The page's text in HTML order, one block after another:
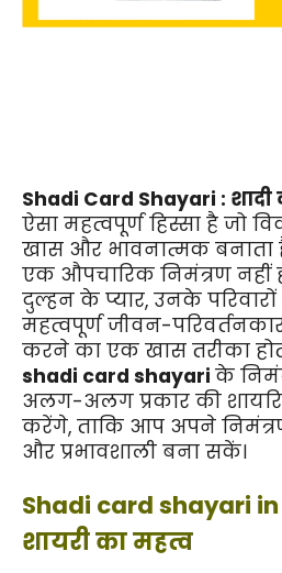
Shadi Card Shayari : शादी
ऐसा महत्वपूर्ण हिस्सा है जो
खास और भावनात्मक बनाता
एक औपचारिक निमंत्रण नहीं
दुल्हन के प्यार, उनके
महत्वपूर्ण जीवन-
shadi card shayari के
अलग-अलग प्रकार की
करेंगे, ताकि आप अपने निमंत्रण
और प्रभावशाली बना सकें।
Shadi card shayari in
शायरी का महत्व